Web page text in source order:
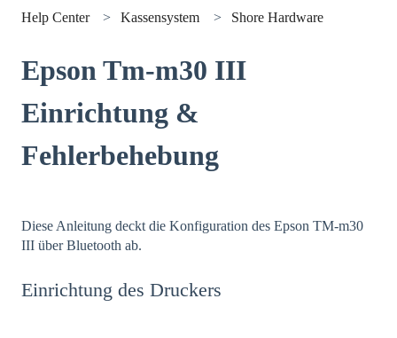
Help Center Kassensystem Shore Hardware
Epson Tm-m30 III
Einrichtung &
Fehlerbehebung
Diese Anleitung deckt die Konfiguration des Epson TM-m30
III über Bluetooth ab.
Einrichtung des Druckers